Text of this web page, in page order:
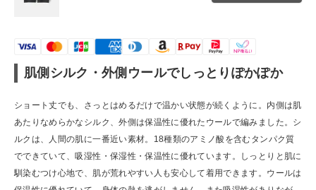
肌側シルク・外側ウールでしっとりぽかぽか
ショート丈でも、さっとはめるだけで温かい状態が続くように。内側は肌
あたりなめらかなシルク、外側は保温性に優れたウールで編みました。シ
ルクは、人間の肌に一番近い素材。18種類のアミノ酸を含むタンパク質
でできていて、吸湿性・保湿性・保温性に優れています。しっとりと肌に
馴染むつけ心地で、肌が荒れやすい人も安心して着用できます。ウールは